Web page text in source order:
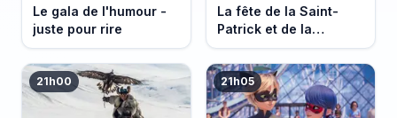
Le gala de l'humour -
juste pour rire
La fête de la Saint-
Patrick et de la
Bretagne
21h00 21h05